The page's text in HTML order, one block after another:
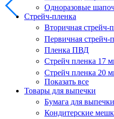
Одноразовые
Стрейч-пленка
Вторичная стрейч-
Первичная стрейч-
Пленка ПВД
Стрейч пленка 17
Стрейч пленка 20
Показать все
Товары для выпечки
Бумага для выпечки
Кондитерские